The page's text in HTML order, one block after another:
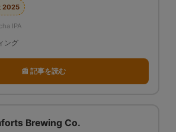
2025
IPA
ング
📰 記事を読む
Brewing Co.